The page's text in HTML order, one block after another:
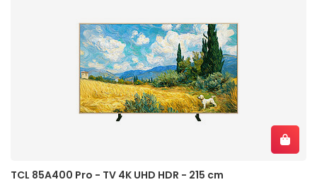
TCL 85A400 Pro - TV 4K UHD HDR - 215 cm